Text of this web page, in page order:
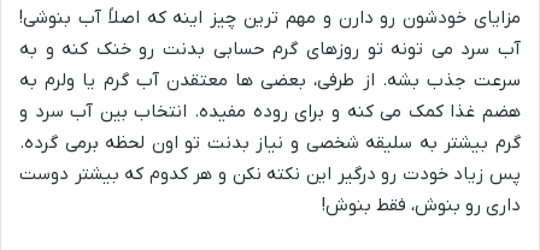
مزایای خودشون رو دارن و مهم ترین چیز اینه که اصلاً آب بنوشی!
آب سرد می تونه تو روزهای گرم حسابی بدنت رو خنک کنه و به
سرعت جذب بشه. از طرفی، بعضی ها معتقدن آب گرم یا ولرم به
هضم غذا کمک می کنه و برای روده مفیده. انتخاب بین آب سرد و
گرم بیشتر به سلیقه شخصی و نیاز بدنت تو اون لحظه برمی گرده.
پس زیاد خودت رو درگیر این نکته نکن و هر کدوم که بیشتر دوست
داری رو بنوش، فقط بنوش!